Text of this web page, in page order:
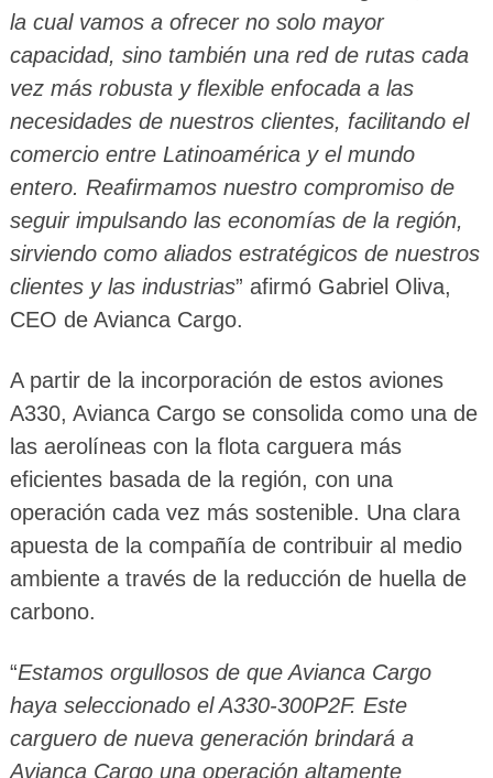
la cual vamos a ofrecer no solo mayor
capacidad, sino también una red de rutas cada
vez más robusta y flexible enfocada a las
necesidades de nuestros clientes, facilitando el
comercio entre Latinoamérica y el mundo
entero. Reafirmamos nuestro compromiso de
seguir impulsando las economías de la región,
sirviendo como aliados estratégicos de nuestros
clientes y las industrias” afirmó Gabriel Oliva,
CEO de Avianca Cargo.
A partir de la incorporación de estos aviones
A330, Avianca Cargo se consolida como una de
las aerolíneas con la flota carguera más
eficientes basada de la región, con una
operación cada vez más sostenible. Una clara
apuesta de la compañía de contribuir al medio
ambiente a través de la reducción de huella de
carbono.
“Estamos orgullosos de que Avianca Cargo
haya seleccionado el A330-300P2F. Este
carguero de nueva generación brindará a
Avianca Cargo una operación altamente